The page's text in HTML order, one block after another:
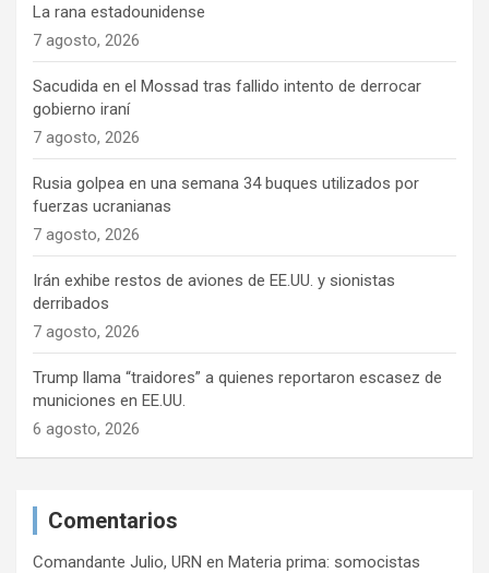
La rana estadounidense
7 agosto, 2026
Sacudida en el Mossad tras fallido intento de derrocar
gobierno iraní
7 agosto, 2026
Rusia golpea en una semana 34 buques utilizados por
fuerzas ucranianas
7 agosto, 2026
Irán exhibe restos de aviones de EE.UU. y sionistas
derribados
7 agosto, 2026
Trump llama “traidores” a quienes reportaron escasez de
municiones en EE.UU.
6 agosto, 2026
Comentarios
Comandante Julio, URN en Materia prima: somocistas